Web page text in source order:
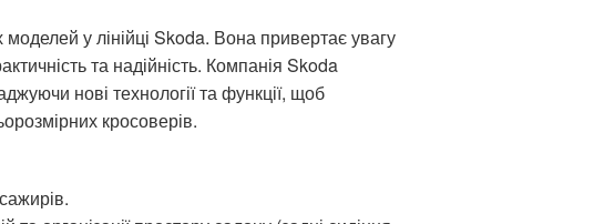
у лінійці Skoda. Вона привертає увагу
та надійність. Компанія Skoda
нові технології та функції, щоб
кросоверів.